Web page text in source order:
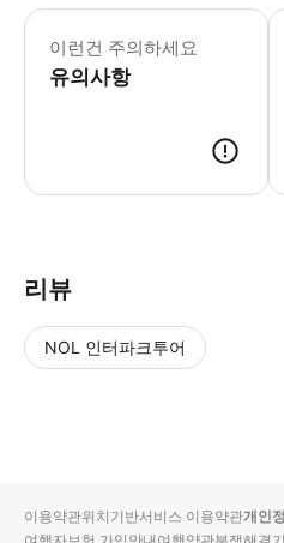
이런건 주의하세요
유의사항
※
리뷰
NOL 인터파크투어
입니
순
상
이용약관위치기반서비스 이용약관개인